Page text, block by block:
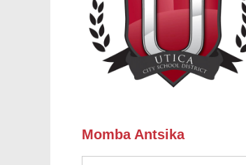
Momba Antsika